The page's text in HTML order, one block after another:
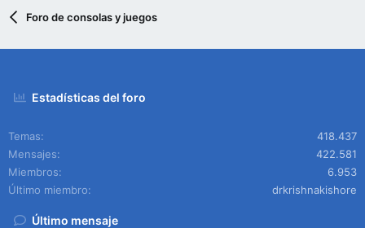
Foro de consolas y juegos
Estadísticas del foro
Temas
418.437
Mensajes
422.581
Miembros
6.953
Último miembro
drkrishnakishore
Último mensaje